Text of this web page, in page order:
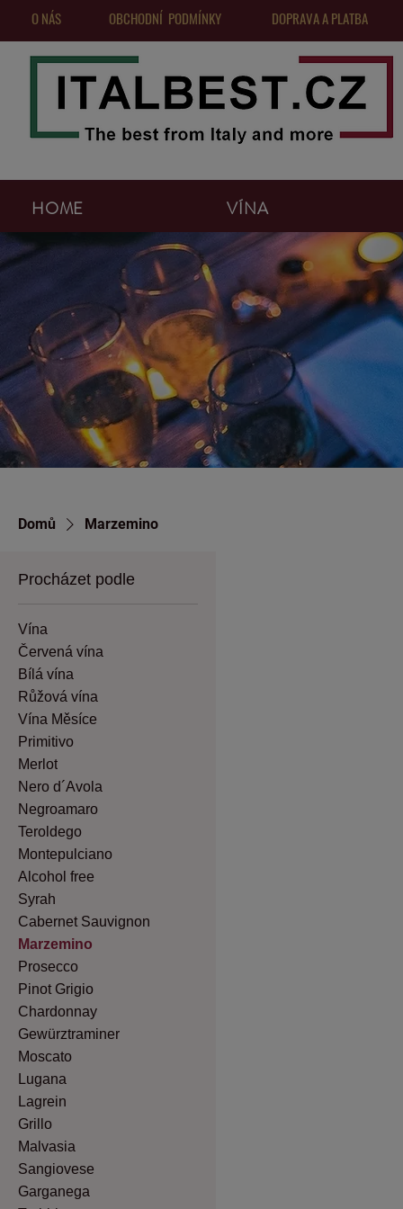
O NÁS OBCHODNÍ PODMÍNKY DOPRAVA A PLATBA
HOME VÍNA
Domů Marzemino
Procházet podle
Vína
Červená vína
Bílá vína
Růžová vína
Vína Měsíce
Primitivo
Merlot
Nero d´Avola
Negroamaro
Teroldego
Montepulciano
Alcohol free
Syrah
Cabernet Sauvignon
Marzemino
Prosecco
Pinot Grigio
Chardonnay
Gewürztraminer
Moscato
Lugana
Lagrein
Grillo
Malvasia
Sangiovese
Garganega